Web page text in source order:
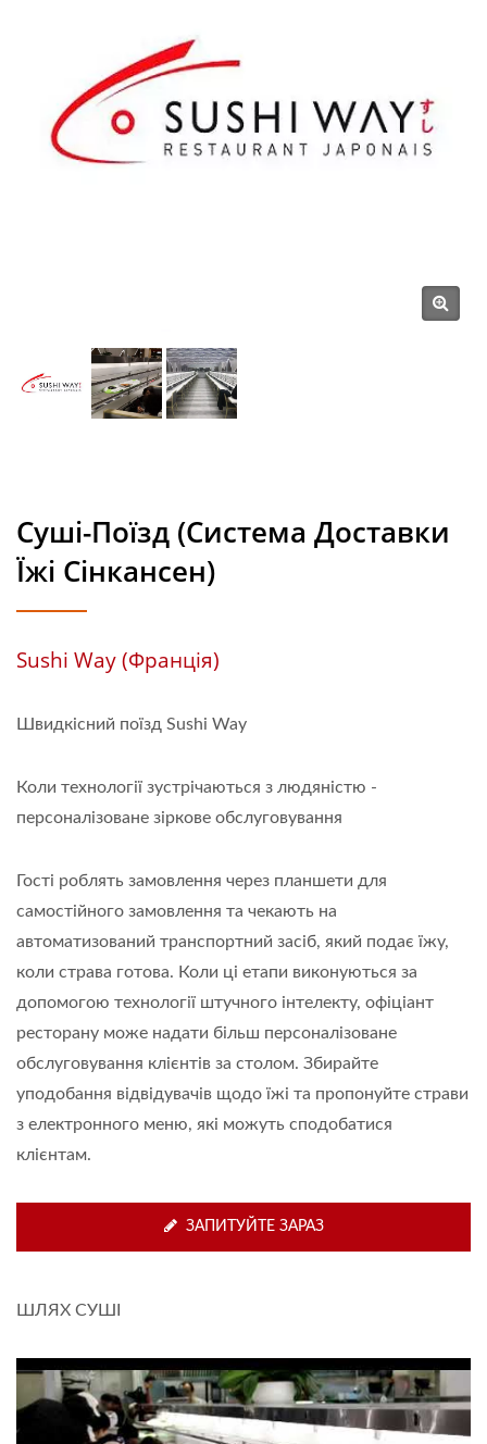
Суші-Поїзд (Система Доставки
Їжі Сінкансен)
Sushi Way (Франція)
Швидкісний поїзд Sushi Way
Коли технології зустрічаються з людяністю -
персоналізоване зіркове обслуговування
Гості роблять замовлення через планшети для
самостійного замовлення та чекають на
автоматизований транспортний засіб, який подає їжу,
коли страва готова. Коли ці етапи виконуються за
допомогою технології штучного інтелекту, офіціант
ресторану може надати більш персоналізоване
обслуговування клієнтів за столом. Збирайте
уподобання відвідувачів щодо їжі та пропонуйте страви
з електронного меню, які можуть сподобатися
клієнтам.
ЗАПИТУЙТЕ ЗАРАЗ
ШЛЯХ СУШІ